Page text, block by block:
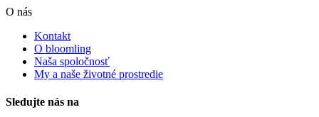
O nás
Kontakt
O bloomling
Naša spoločnosť
My a naše životné prostredie
Sledujte nás na